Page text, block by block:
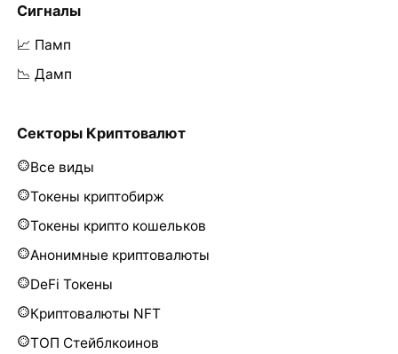
Сигналы
📈 Памп
📉 Дамп
Секторы Криптовалют
Все виды
Токены криптобирж
Токены крипто кошельков
Анонимные криптовалюты
DeFi Токены
Криптовалюты NFT
ТОП Стейблкоинов